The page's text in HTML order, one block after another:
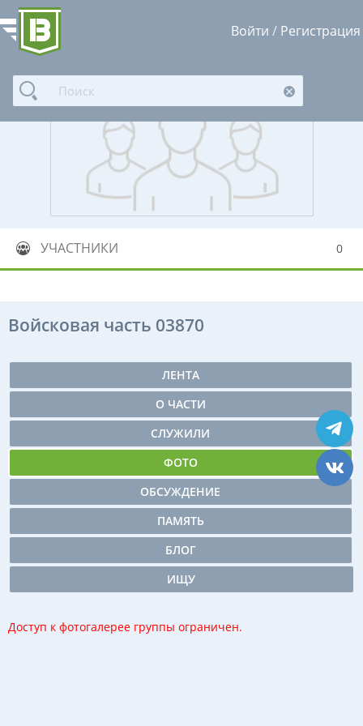
Войти / Регистрация
УЧАСТНИКИ 0
Войсковая часть 03870
ЛЕНТА
О ЧАСТИ
СЛУЖИЛИ
ФОТО
ОБСУЖДЕНИЕ
ПАМЯТЬ
БЛОГ
ИЩУ
Доступ к фотогалерее группы ограничен.